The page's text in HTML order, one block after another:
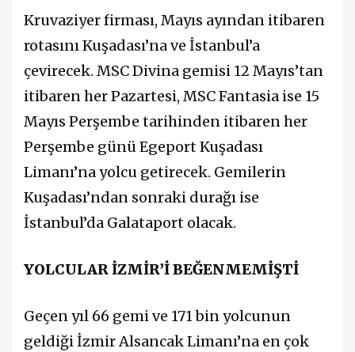
Kruvaziyer firması, Mayıs ayından itibaren
rotasını Kuşadası’na ve İstanbul’a
çevirecek. MSC Divina gemisi 12 Mayıs’tan
itibaren her Pazartesi, MSC Fantasia ise 15
Mayıs Perşembe tarihinden itibaren her
Perşembe günü Egeport Kuşadası
Limanı’na yolcu getirecek. Gemilerin
Kuşadası’ndan sonraki durağı ise
İstanbul’da Galataport olacak.
YOLCULAR İZMİR’İ BEĞENMEMİŞTİ
Geçen yıl 66 gemi ve 171 bin yolcunun
geldiği İzmir Alsancak Limanı’na en çok